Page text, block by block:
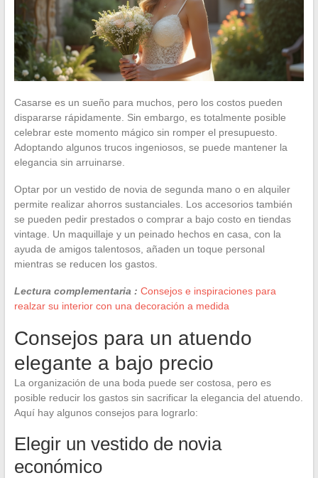
Casarse es un sueño para muchos, pero los costos pueden
dispararse rápidamente. Sin embargo, es totalmente posible
celebrar este momento mágico sin romper el presupuesto.
Adoptando algunos trucos ingeniosos, se puede mantener la
elegancia sin arruinarse.
Optar por un vestido de novia de segunda mano o en alquiler
permite realizar ahorros sustanciales. Los accesorios también
se pueden pedir prestados o comprar a bajo costo en tiendas
vintage. Un maquillaje y un peinado hechos en casa, con la
ayuda de amigos talentosos, añaden un toque personal
mientras se reducen los gastos.
Lectura complementaria : Consejos e inspiraciones para
realzar su interior con una decoración a medida
Consejos para un atuendo
elegante a bajo precio
La organización de una boda puede ser costosa, pero es
posible reducir los gastos sin sacrificar la elegancia del atuendo.
Aquí hay algunos consejos para lograrlo:
Elegir un vestido de novia
económico